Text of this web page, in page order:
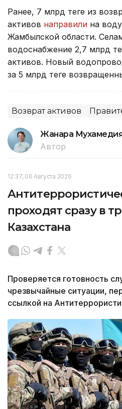
Ранее, 7 млрд теңге из
активов направили на
Жамбылской области.
водоснабжение 2,7 млрд
активов. Новый
за 5 млрд теңге
Возврат активов
Жанара
Автор
12:37, 06 Августа 2026
проходят сразу в
Казахстана
Проверяется готовность
чрезвычайные ситуации,
ссылкой на